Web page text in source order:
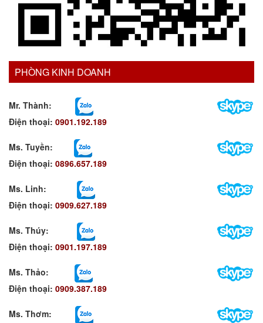
PHÒNG KINH DOANH
Mr. Thành:
Điện thoại: 0901.192.189
Ms. Tuyền:
Điện thoại: 0896.657.189
Ms. Linh:
Điện thoại: 0909.627.189
Ms. Thúy:
Điện thoại: 0901.197.189
Ms. Thảo:
Điện thoại: 0909.387.189
Ms. Thơm: